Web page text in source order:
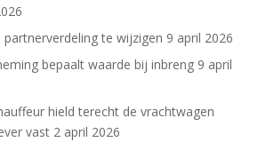
te wijzigen 9 april 2026
bepaalt waarde bij inbreng 9 april
hield terecht de vrachtwagen
vast 2 april 2026